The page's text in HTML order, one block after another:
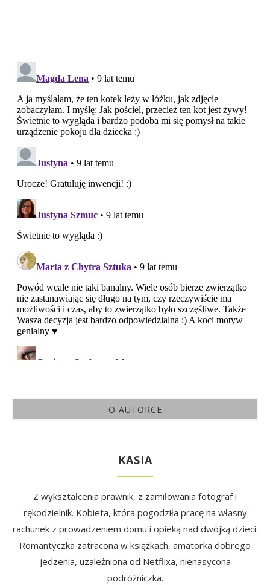
O AUTORCE
KASIA
Z wykształcenia prawnik, z zamiłowania fotograf i
rękodzielnik. Kobieta, która pogodziła pracę na własny
rachunek z prowadzeniem domu i opieką nad dwójką dzieci.
Romantyczka zatracona w książkach, amatorka dobrego
jedzenia, uzależniona od Netflixa, nienasycona
podróżniczka.